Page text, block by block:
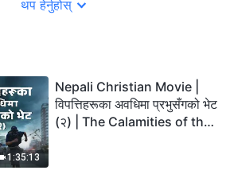
थप हेर्नुहोस्
1:35:13
Nepali Christian Movie |
विपत्तिहरूका अवधिमा प्रभुसँगको भेट
(२) | The Calamities of the